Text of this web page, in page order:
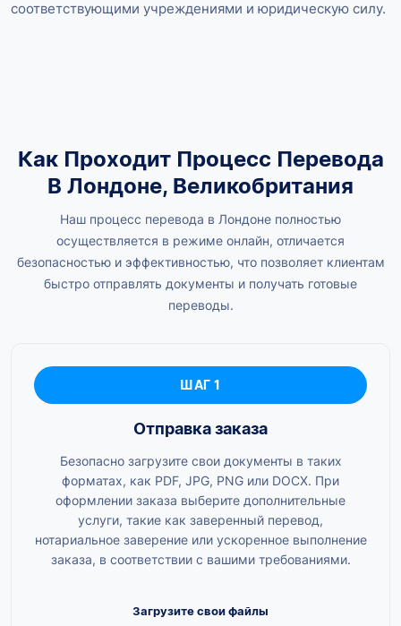
соответствующими учреждениями и юридическую силу.
Как Проходит Процесс Перевода
В Лондоне, Великобритания
Наш процесс перевода в Лондоне полностью
осуществляется в режиме онлайн, отличается
безопасностью и эффективностью, что позволяет клиентам
быстро отправлять документы и получать готовые
переводы.
ШАГ 1
Отправка заказа
Безопасно загрузите свои документы в таких
форматах, как PDF, JPG, PNG или DOCX. При
оформлении заказа выберите дополнительные
услуги, такие как заверенный перевод,
нотариальное заверение или ускоренное выполнение
заказа, в соответствии с вашими требованиями.
Загрузите свои файлы